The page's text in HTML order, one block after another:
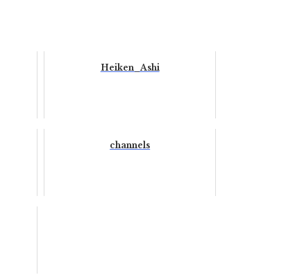
Heiken_Ashi
channels